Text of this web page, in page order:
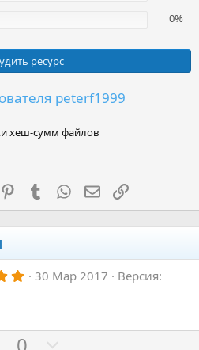
0%
ресурс
peterf1999
хеш-сумм файлов
PinterestTumblr WhatsApp
Электронная
Ссылка
5
в
ё
30 Мар 2017
Версия:
П